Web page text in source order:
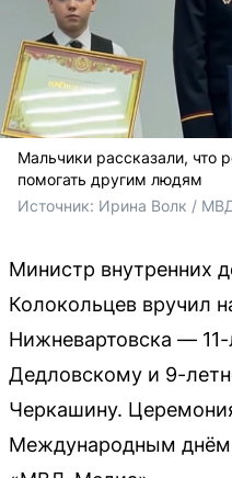
Мальчики рассказали, что
помогать другим людям
Источник: Ирина Волк /
Министр внутренних
Колокольцев вручил
Нижневартовска —
Дедловскому и 9-
Черкашину.
Международным